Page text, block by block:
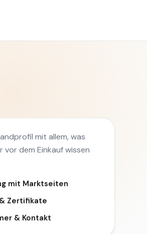
mit allem, was
vor dem Einkauf wissen
mit Marktseiten
Zertifikate
& Kontakt